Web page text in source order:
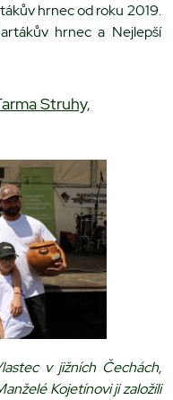
hrnec od roku 2019.
hrnec a Nejlepší
Struhy,
v jižních Čechách,
Kojetínovi ji založili